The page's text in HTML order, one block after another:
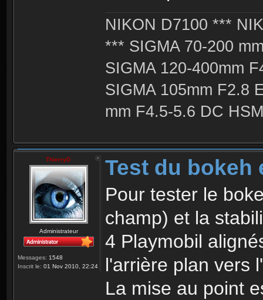
NIKON D7100 ***
*** SIGMA 70-200
SIGMA 120-400mm
SIGMA 105mm F2.8
mm F4.5-5.6 DC
ThierryD
Administrateur
Messages: 1548
Inscrit le: 01 Nov 2010, 22:24
Test du bokeh
Pour tester le
champ) et la
4 Playmobil
l'arrière plan vers
La mise au point